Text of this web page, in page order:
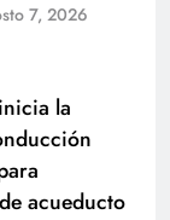
7, 2026
la
acueducto